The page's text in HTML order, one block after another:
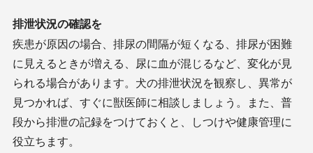
排泄状況の確認を
疾患が原因の場合、排尿の間隔が短くなる、排尿が困難
に見えるときが増える、尿に血が混じるなど、変化が見
られる場合があります。犬の排泄状況を観察し、異常が
見つかれば、すぐに獣医師に相談しましょう。また、普
段から排泄の記録をつけておくと、しつけや健康管理に
役立ちます。